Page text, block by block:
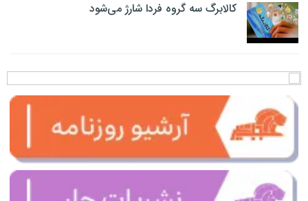
کالابرگ سه گروه فردا شارژ می‌شود